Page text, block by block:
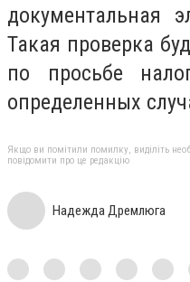
документальная
Такая проверка
по просьбе
определенных
Якщо ви помітили помилку, виділіть
повідомити про це редакцію
Надежда Дремлюга